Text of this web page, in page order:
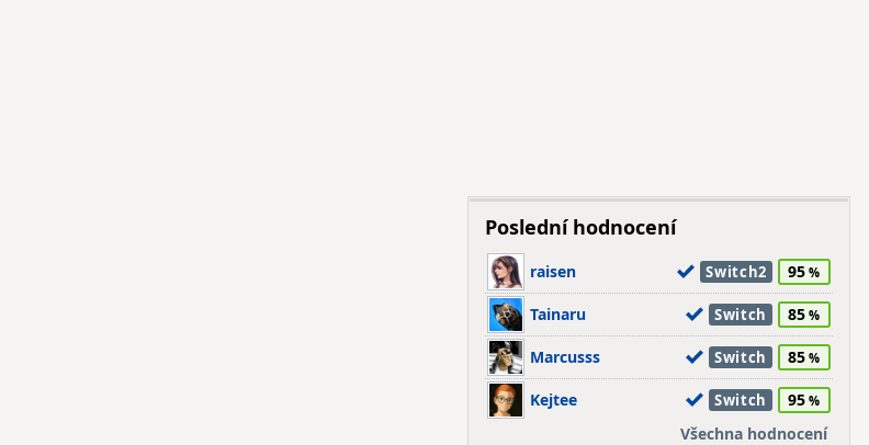
Poslední hodnocení
raisen Switch2 95
Tainaru Switch 85
Marcusss Switch 85
Kejtee Switch
95
Všechna hodnocení